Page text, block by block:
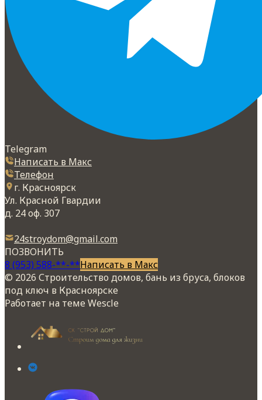
Telegram
Написать в Макс
Телефон
г. Красноярск
Ул. Красной Гвардии
д. 24 оф. 307
24stroydom@gmail.com
ПОЗВОНИТЬ
8 (953) 588-**-**Написать в Макс
© 2026 Строительство домов, бань из бруса, блоков
под ключ в Красноярске
Работает на теме Wescle